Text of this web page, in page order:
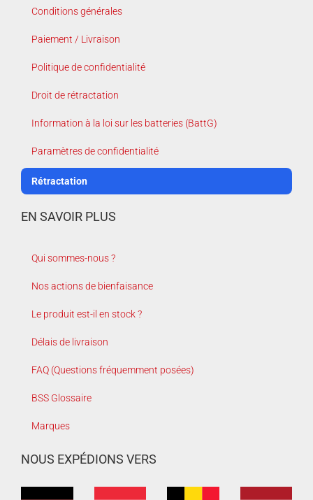
Conditions générales
Paiement / Livraison
Politique de confidentialité
Droit de rétractation
Information à la loi sur les batteries (BattG)
Paramètres de confidentialité
Rétractation
EN SAVOIR PLUS
Qui sommes-nous ?
Nos actions de bienfaisance
Le produit est-il en stock ?
Délais de livraison
FAQ (Questions fréquemment posées)
BSS Glossaire
Marques
NOUS EXPÉDIONS VERS